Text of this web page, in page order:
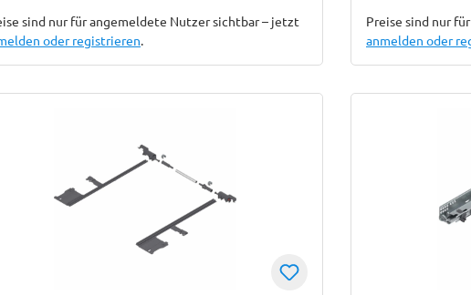
sind nur für angemeldete Nutzer sichtbar – jetzt
oder registrieren.
Preise sind nur
anmelden oder